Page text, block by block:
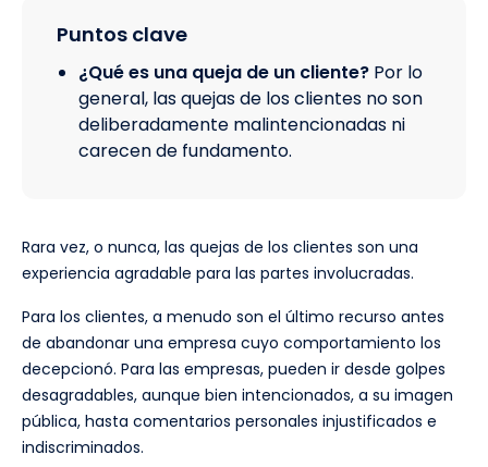
Puntos clave
¿Qué es una queja de un cliente? Por lo
general, las quejas de los clientes no son
deliberadamente malintencionadas ni
carecen de fundamento.
Rara vez, o nunca, las quejas de los clientes son una
experiencia agradable para las partes involucradas.
Para los clientes, a menudo son el último recurso antes
de abandonar una empresa cuyo comportamiento los
decepcionó. Para las empresas, pueden ir desde golpes
desagradables, aunque bien intencionados, a su imagen
pública, hasta comentarios personales injustificados e
indiscriminados.